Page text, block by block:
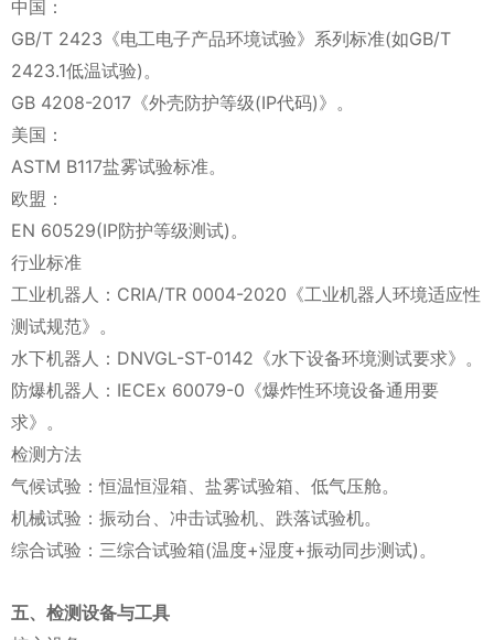
中国：
GB/T 2423《电工电子产品环境试验》系列标准(如GB/T
2423.1低温试验)。
GB 4208-2017《外壳防护等级(IP代码)》。
美国：
ASTM B117盐雾试验标准。
欧盟：
EN 60529(IP防护等级测试)。
行业标准
工业机器人：CRIA/TR 0004-2020《工业机器人环境适应性
测试规范》。
水下机器人：DNVGL-ST-0142《水下设备环境测试要求》。
防爆机器人：IECEx 60079-0《爆炸性环境设备通用要
求》。
检测方法
气候试验：恒温恒湿箱、盐雾试验箱、低气压舱。
机械试验：振动台、冲击试验机、跌落试验机。
综合试验：三综合试验箱(温度+湿度+振动同步测试)。
五、检测设备与工具